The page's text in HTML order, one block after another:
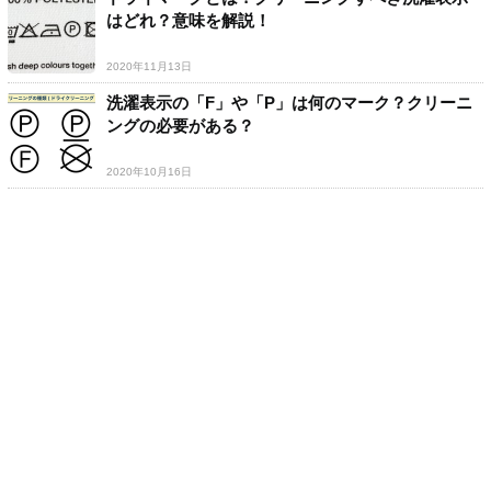
はどれ？意味を解説！
2020年11月13日
洗濯表示の「F」や「P」は何のマーク？クリーニ
ングの必要がある？
2020年10月16日